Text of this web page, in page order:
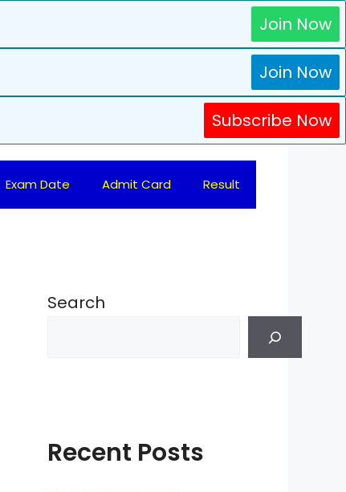
Join Now
Join Now
Subscribe Now
Exam Date Admit Card Result
Search
Recent Posts